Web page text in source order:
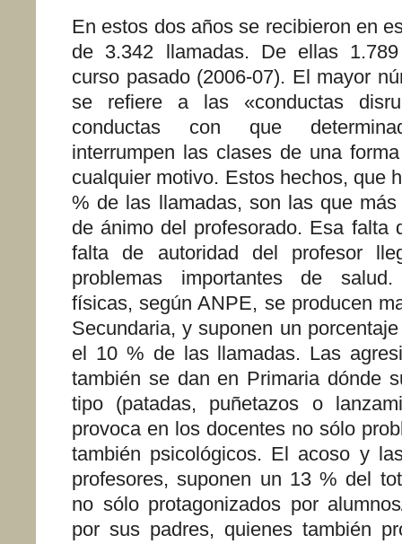
En estos dos años se recibieron en
de 3.342 llamadas. De ellas
curso pasado (2006-07). El mayor
se refiere a las «conductas
conductas con que
interrumpen las clases de una
cualquier motivo. Estos hechos, que
% de las llamadas, son las que
de ánimo del profesorado. Esa falta
falta de autoridad del profesor
problemas importantes de
físicas, según ANPE, se producen
Secundaria, y suponen un
el 10 % de las llamadas. Las
también se dan en Primaria dónde
tipo (patadas, puñetazos o
provoca en los docentes no sólo
también psicológicos. El acoso y
profesores, suponen un 13 % del
no sólo protagonizados por
por sus padres, quienes también